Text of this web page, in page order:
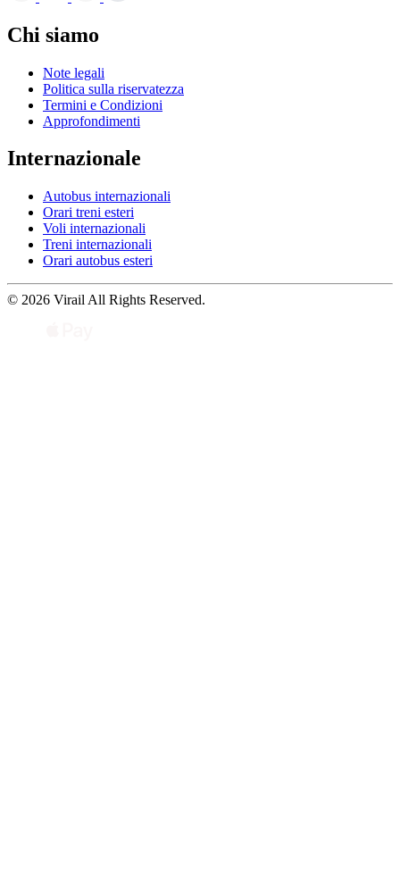
Chi siamo
Note legali
Politica sulla riservatezza
Termini e Condizioni
Approfondimenti
Internazionale
Autobus internazionali
Orari treni esteri
Voli internazionali
Treni internazionali
Orari autobus esteri
© 2026 Virail All Rights Reserved.